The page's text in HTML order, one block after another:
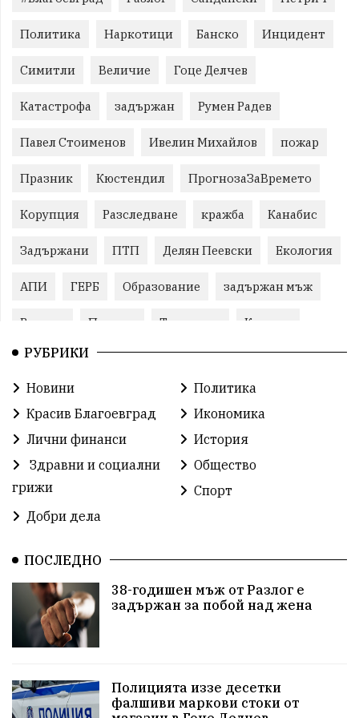
Политика Наркотици Банско Инцидент
Симитли Величие Гоце Делчев
Катастрофа задържан Румен Радев
Павел Стоименов Ивелин Михайлов пожар
Празник Кюстендил ПрогнозаЗаВремето
Корупция Разследване кражба Канабис
Задържани ПТП Делян Пеевски Екология
АПИ ГЕРБ Образование задържан мъж
Ремонт Пожари Традиции Култура
Илияна Йотова
Бойко Борисов Методи Байкушев
Прокуратура
Избори Икономика побой алкохол
Общински съвет
Красива България АМ Струма Белица
РСПБЗН Красивите медии
досъдебно производство Добро дело
РУБРИКИ
Новини
Политика
Красив Благоевград
Икономика
Лични финанси
История
Здравни и социални
грижи
Общество
Спорт
Добри дела
ПОСЛЕДНО
38-годишен мъж от Разлог е
задържан за побой над жена
Полицията иззе десетки
фалшиви маркови стоки от